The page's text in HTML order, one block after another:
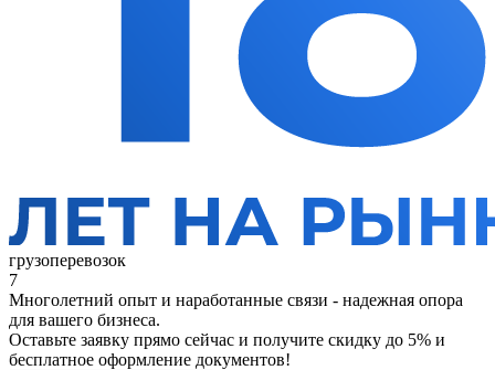
грузоперевозок
7
Многолетний опыт и наработанные связи - надежная опора
для вашего бизнеса.
Оставьте заявку прямо сейчас и получите скидку до 5% и
бесплатное оформление документов!